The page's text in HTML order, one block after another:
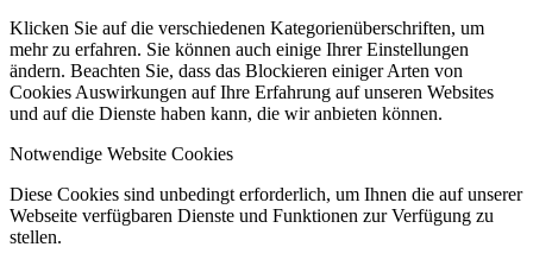
Klicken Sie auf die verschiedenen Kategorienüberschriften, um
mehr zu erfahren. Sie können auch einige Ihrer Einstellungen
ändern. Beachten Sie, dass das Blockieren einiger Arten von
Cookies Auswirkungen auf Ihre Erfahrung auf unseren Websites
und auf die Dienste haben kann, die wir anbieten können.
Notwendige Website Cookies
Diese Cookies sind unbedingt erforderlich, um Ihnen die auf unserer
Webseite verfügbaren Dienste und Funktionen zur Verfügung zu
stellen.